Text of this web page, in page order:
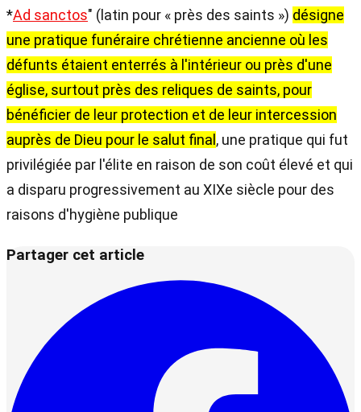
*Ad sanctos" (latin pour « près des saints ») désigne
une pratique funéraire chrétienne ancienne où les
défunts étaient enterrés à l'intérieur ou près d'une
église, surtout près des reliques de saints, pour
bénéficier de leur protection et de leur intercession
auprès de Dieu pour le salut final , une pratique qui fut
privilégiée par l'élite en raison de son coût élevé et qui
a disparu progressivement au XIXe siècle pour des
raisons d'hygiène publique
Partager cet article